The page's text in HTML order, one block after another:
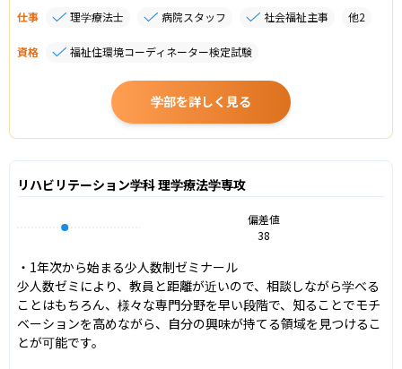
仕事 理学療法士 病院スタッフ 社会福祉主事 他2
資格 福祉住環境コーディネーター検定試験
学部を詳しく見る
リハビリテーション学科 理学療法学専攻
偏差値
38
・1年次から始まる少人数制ゼミナール
少人数ゼミにより、教員と距離が近いので、相談しながら学べる
ことはもちろん、様々な専門分野を早い段階で、知ることでモチ
ベーションを高めながら、自分の興味が持てる領域を見つけるこ
とが可能です。